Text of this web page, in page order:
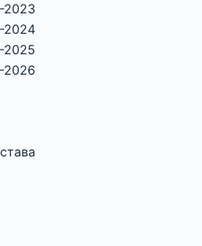
2023
2024
2025
2026